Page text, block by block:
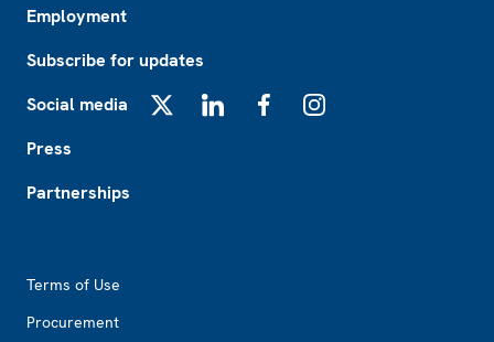
Employment
Subscribe for updates
Social media
Press
Partnerships
Terms of Use
Procurement